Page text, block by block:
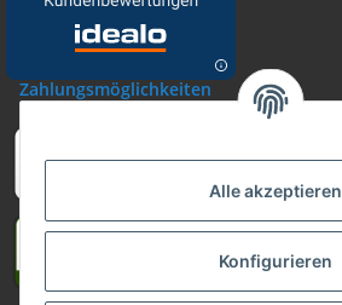
Alle akzeptieren
Konfigurieren
Zahlungsmöglichkeiten